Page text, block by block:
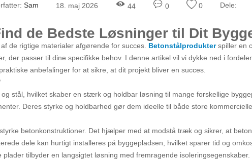
Sam 18. maj 2026 44 0 0 Dele:
de Bedste Løsninger til Dit
de rigtige materialer afgørende for succes. Betonstålprodukterspiller en
der passer til dine specifikke behov. I denne artikel vil vi dykke ned i
anbefalinger for at sikre, at dit projekt bliver en succes.
stål, hvilket skaber en stærk og holdbar løsning til mange forskellige
Deres styrke og holdbarhed gør dem ideelle til både store
betonkonstruktioner. Det hjælper med at modstå træk og sikrer, at
dele kan hurtigt installeres på byggepladsen, hvilket sparer tid og
tilbyder en langsigtet løsning med fremragende isoleringsegenskaber.